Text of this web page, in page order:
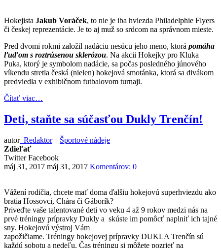
Hokejista Jakub Voráček, to nie je iba hviezda Philadelphie Flyers
či českej reprezentácie. Je to aj muž so srdcom na správnom mieste.
Pred dvomi rokmi založil nadáciu nesúcu jeho meno, ktorá pomáha
ľuďom s roztrúsenou sklerózou. Na akcii Hokejky pro Kluka
Puka, ktorý je symbolom nadácie, sa počas posledného júnového
víkendu stretla česká (nielen) hokejová smotánka, ktorá sa divákom
predviedla v exhibičnom futbalovom turnaji.
Čítať viac…
Deti, staňte sa súčasťou Dukly Trenčín!
autor Redaktor | Športové nádeje
Zdieľať
Twitter Facebook
máj 31, 2017 máj 31, 2017 Komentárov: 0
Vážení rodičia, chcete mať doma ďalšiu hokejovú superhviezdu ako
bratia Hossovci, Chára či Gáborík?
Priveďte vaše talentované deti vo veku 4 až 9 rokov medzi nás na
prvé tréningy prípravky Dukly a skúste im pomôcť naplniť ich tajné
sny. Hokejovú výstroj Vám
zapožičiame. Tréningy hokejovej prípravky DUKLA Trenčín sú
každú sobotu a nedeľu. Čas tréningu si môžete pozrieť na